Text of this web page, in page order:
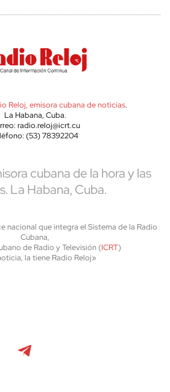
Reloj, emisora cubana de noticias.
La Habana, Cuba.
radio.reloj@icrt.cu
(53) 78392204
cubana de la hora y las
La Habana, Cuba.
nacional que integra el Sistema de la Radio
Cubana,
de Radio y Televisión (ICRT)
la tiene Radio Reloj»